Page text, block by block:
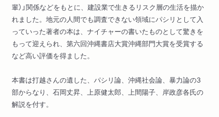
輩）」関係などをもとに、建設業で生きるリスク層の生活を描か
れました。地元の人間でも調査できない領域にパシリとして入
っていった著者の本は、ナイチャーの書いたものとして驚きを
もって迎えられ、第六回沖縄書店大賞沖縄部門大賞を受賞する
など高い評価を得ました。
本書は打越さんの遺した、パシリ論、沖縄社会論、暴力論の3
部からなり、石岡丈昇、上原健太郎、上間陽子、岸政彦各氏の
解説を付す。